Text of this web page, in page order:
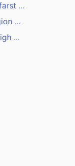
...
...
...